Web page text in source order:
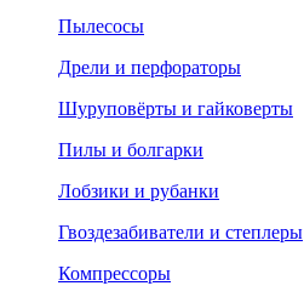
Пылесосы
Дрели и перфораторы
Шуруповёрты и гайковерты
Пилы и болгарки
Лобзики и рубанки
Гвоздезабиватели и степлеры
Компрессоры